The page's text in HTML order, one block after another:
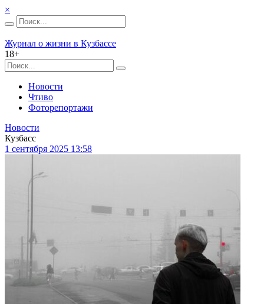
×
Журнал о жизни в Кузбассе
18+
Новости
Чтиво
Фоторепортажи
Новости
Кузбасс
1 сентября 2025 13:58